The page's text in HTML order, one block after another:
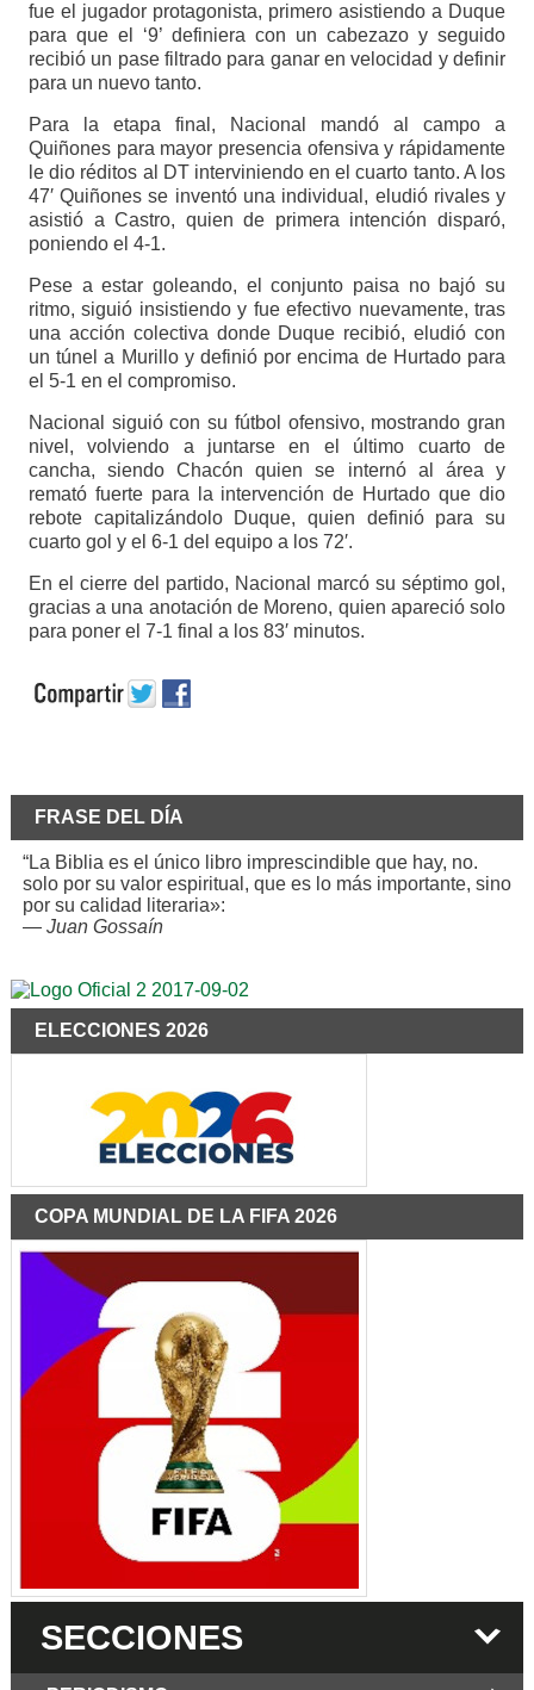
fue el jugador protagonista, primero asistiendo a Duque
para que el ‘9’ definiera con un cabezazo y seguido
recibió un pase filtrado para ganar en velocidad y definir
para un nuevo tanto.
Para la etapa final, Nacional mandó al campo a
Quiñones para mayor presencia ofensiva y rápidamente
le dio réditos al DT interviniendo en el cuarto tanto. A los
47′ Quiñones se inventó una individual, eludió rivales y
asistió a Castro, quien de primera intención disparó,
poniendo el 4-1.
Pese a estar goleando, el conjunto paisa no bajó su
ritmo, siguió insistiendo y fue efectivo nuevamente, tras
una acción colectiva donde Duque recibió, eludió con
un túnel a Murillo y definió por encima de Hurtado para
el 5-1 en el compromiso.
Nacional siguió con su fútbol ofensivo, mostrando gran
nivel, volviendo a juntarse en el último cuarto de
cancha, siendo Chacón quien se internó al área y
remató fuerte para la intervención de Hurtado que dio
rebote capitalizándolo Duque, quien definió para su
cuarto gol y el 6-1 del equipo a los 72′.
En el cierre del partido, Nacional marcó su séptimo gol,
gracias a una anotación de Moreno, quien apareció solo
para poner el 7-1 final a los 83′ minutos.
FRASE DEL DÍA
“La Biblia es el único libro imprescindible que hay, no.
solo por su valor espiritual, que es lo más importante, sino
por su calidad literaria»:
— Juan Gossaín
ELECCIONES 2026
COPA MUNDIAL DE LA FIFA 2026
SECCIONES